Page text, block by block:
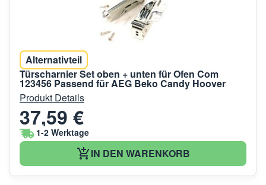
Alternativteil
Türscharnier Set oben + unten für Ofen Com
123456 Passend für AEG Beko Candy Hoover
Produkt Details
37,59 €
1-2 Werktage
IN DEN WARENKORB